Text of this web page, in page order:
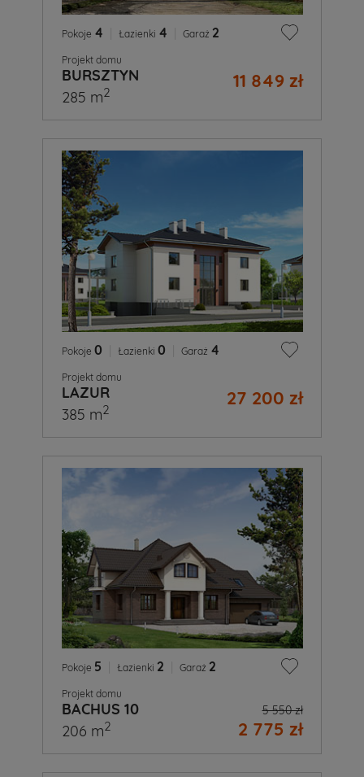
Pokoje 4 Łazienki 4 Garaż 2
Projekt domu
BURSZTYN 11 849 zł
285 m2
Pokoje 0 Łazienki 0 Garaż 4
Projekt domu
LAZUR 27 200 zł
385 m2
Pokoje 5 Łazienki 2 Garaż 2
Projekt domu
BACHUS 10 5 550 zł
2 775 zł
206 m2